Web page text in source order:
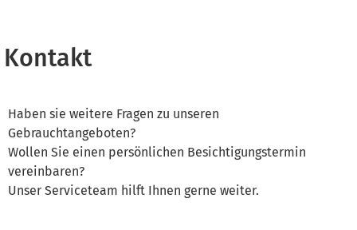
Kontakt
Haben sie weitere Fragen zu unseren
Gebrauchtangeboten?
Wollen Sie einen persönlichen Besichtigungstermin
vereinbaren?
Unser Serviceteam hilft Ihnen gerne weiter.